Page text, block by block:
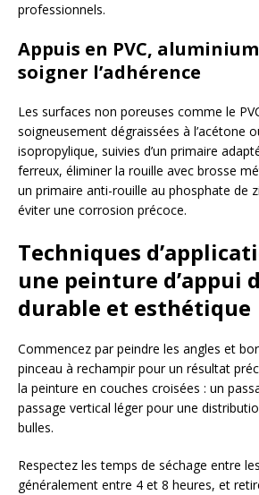
professionnels.
Appuis en PVC,
soigner l’adhérence
Les surfaces non poreuses comme le
soigneusement dégraissées à l’acétone
isopropylique, suivies d’un primaire
ferreux, éliminer la rouille avec brosse
un primaire anti-rouille au phosphate de
éviter une corrosion précoce.
Techniques
une peinture d’appui
durable et esthétique
Commencez par peindre les angles et
pinceau à rechampir pour un résultat
la peinture en couches croisées : un
passage vertical léger pour une
bulles.
Respectez les temps de séchage entre
généralement entre 4 et 8 heures, et